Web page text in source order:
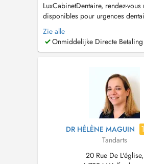
LuxCabinetDentaire, rendez-
disponibles pour urgences
généraliste et praticien en
proposant des soins dentaires
prévention, dentisterie esthétique,
Zie alle
Onmiddelijke Directe
DR HÉLÈNE MAGUIN
Tandarts
20 Rue De L'église,